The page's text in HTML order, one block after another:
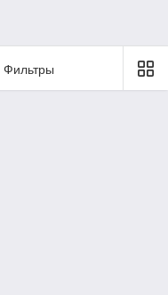
Фильтры